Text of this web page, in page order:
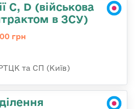
C, D (військова
в ЗСУ)
грн
та СП (Київ)